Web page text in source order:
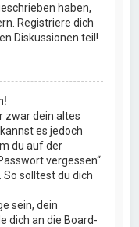
haben,
Registriere dich
Diskussionen teil!
zwar dein altes
es jedoch
du auf der
vergessen“
solltest du dich
sein, dein
dich an die Board-